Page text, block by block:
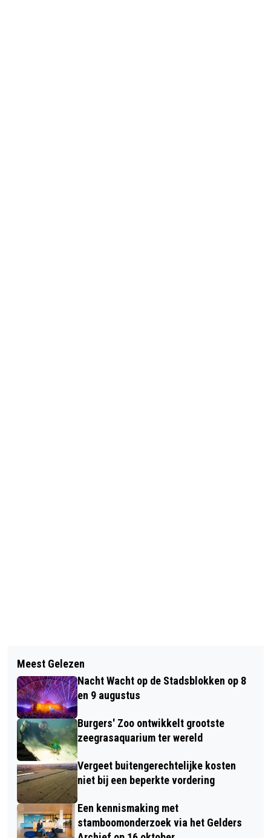
TOT 180 UUR TAAKSTRAF VOOR
OPENLIJK GEWELD IN GELREDOME
ARNHEM
OPEN COFFEE VELP DONDERDAG 9
NOVEMBER
Meest Gelezen
Nacht Wacht op de Stadsblokken op 8
en 9 augustus
Burgers' Zoo ontwikkelt grootste
zeegrasaquarium ter wereld
Vergeet buitengerechtelijke kosten
niet bij een beperkte vordering
Een kennismaking met
stamboomonderzoek via het Gelders